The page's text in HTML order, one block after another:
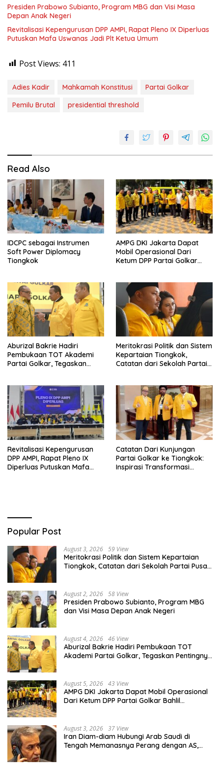
Presiden Prabowo Subianto, Program MBG dan Visi Masa
Depan Anak Negeri
Revitalisasi Kepengurusan DPP AMPI, Rapat Pleno IX Diperluas
Putuskan Mafa Uswanas Jadi Plt Ketua Umum
Post Views: 411
Adies Kadir Mahkamah Konstitusi
Partai Golkar
Pemilu Brutal
presidential threshold
Read Also
IDCPC sebagai Instrumen
Soft Power Diplomacy
Tiongkok
AMPG DKI Jakarta Dapat
Mobil Operasional Dari
Ketum DPP Partai Golkar
Aburizal Bakrie Hadiri
Pembukaan TOT Akademi
Partai Golkar, Tegaskan
Meritokrasi Politik dan Sistem
Kepartaian Tiongkok,
Catatan dari Sekolah Partai
Revitalisasi Kepengurusan
DPP AMPI, Rapat Pleno IX
Diperluas Putuskan Mafa
Catatan Dari Kunjungan
Partai Golkar ke Tiongkok:
Inspirasi Transformasi
Popular Post
August 3, 2026 59 View
Meritokrasi Politik dan Sistem Kepartaian
Tiongkok, Catatan dari Sekolah Partai Pusat
August 2, 2026 58 View
Presiden Prabowo Subianto, Program MBG
dan Visi Masa Depan Anak Negeri
August 4, 2026 46 View
Aburizal Bakrie Hadiri Pembukaan TOT
Akademi Partai Golkar, Tegaskan Pentingnya
August 5, 2026 43 View
AMPG DKI Jakarta Dapat Mobil Operasional
Dari Ketum DPP Partai Golkar Bahlil
August 3, 2026 37 View
Iran Diam-diam Hubungi Arab Saudi di
Tengah Memanasnya Perang dengan AS,